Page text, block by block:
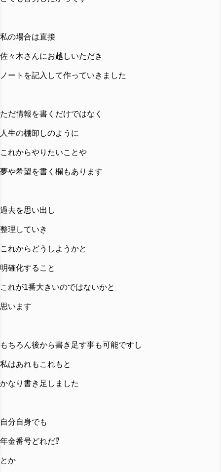
私の場合は直接
佐々木さんにお越しいただき
ノートを記入して作っていきました
ただ情報を書くだけではなく
人生の棚卸しのように
これからやりたいことや
夢や希望を書く欄もあります
過去を思い出し
整理していき
これからどうしようかと
明確化すること
これが1番大きいのではないかと
思います
もちろん後から書き足す事も可能ですし
私はあれもこれもと
かなり書き足しました
自分自身でも
年金番号どれだ⁉️
とか